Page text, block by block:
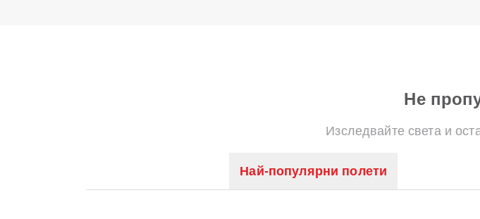
Не
Изследвайте света и
Най-популярни полети